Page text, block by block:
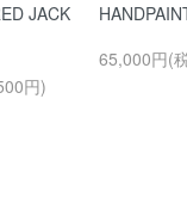
JACK
円)
65,000円(